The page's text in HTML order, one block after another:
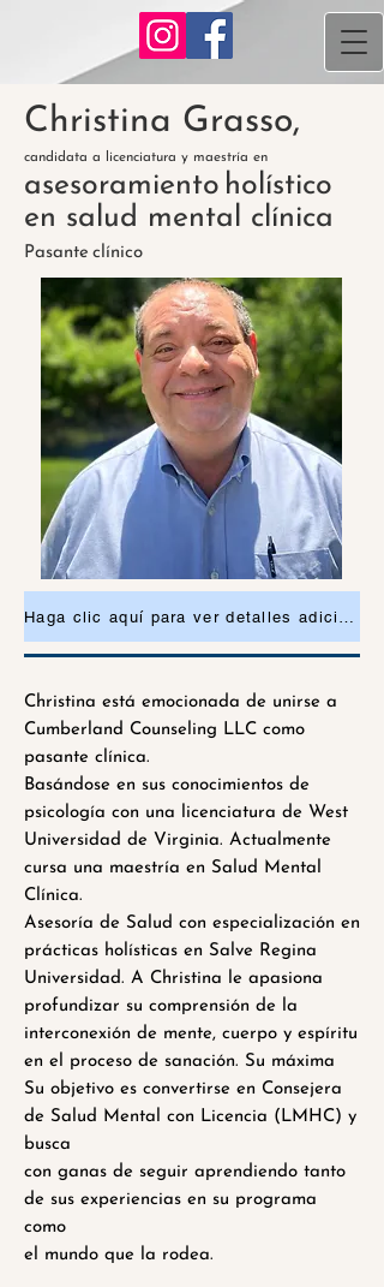
Christina Grasso,
candidata a licenciatura y maestría en
asesoramiento holístico
en salud mental clínica
Pasante clínico
Christina está emocionada de unirse a
Cumberland Counseling LLC como
pasante clínica.
Basándose en sus conocimientos de
psicología con una licenciatura de West
Universidad de Virginia. Actualmente
cursa una maestría en Salud Mental
Clínica.
Asesoría de Salud con especialización en
prácticas holísticas en Salve Regina
Universidad. A Christina le apasiona
profundizar su comprensión de la
interconexión de mente, cuerpo y espíritu
en el proceso de sanación. Su máxima
Su objetivo es convertirse en Consejera
de Salud Mental con Licencia (LMHC) y
busca
con ganas de seguir aprendiendo tanto
de sus experiencias en su programa
como
el mundo que la rodea.